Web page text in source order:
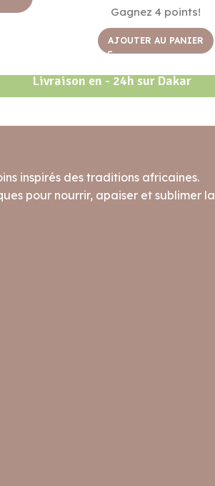
Gagnez 4 points!
AJOUTER AU PANIER
Livraison en - 24h sur Dakar
inspirés des traditions africaines.
pour nourrir, apaiser et sublimer la